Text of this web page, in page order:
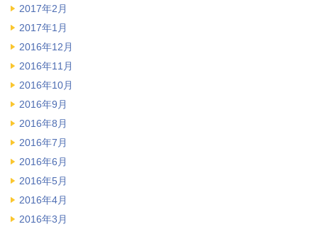
2017年2月
2017年1月
2016年12月
2016年11月
2016年10月
2016年9月
2016年8月
2016年7月
2016年6月
2016年5月
2016年4月
2016年3月